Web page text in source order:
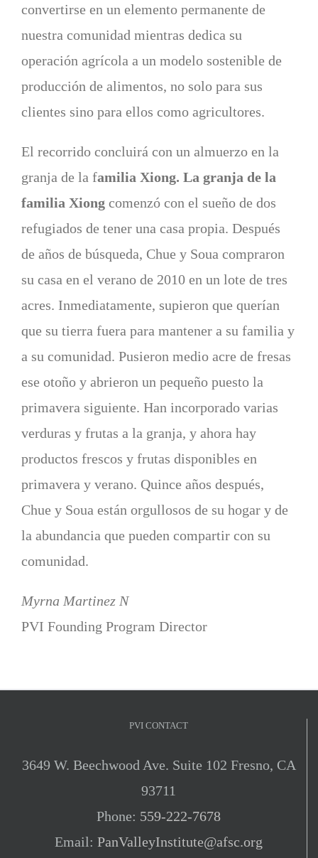
convertirse en un elemento permanente de
nuestra comunidad mientras dedica su
operación agrícola a un modelo sostenible de
producción de alimentos, no solo para sus
clientes sino para ellos como agricultores.
El recorrido concluirá con un almuerzo en la
granja de la familia Xiong. La granja de la
familia Xiongcomenzó con el sueño de dos
refugiados de tener una casa propia. Después
de años de búsqueda, Chue y Soua compraron
su casa en el verano de 2010 en un lote de tres
acres. Inmediatamente, supieron que querían
que su tierra fuera para mantener a su familia y
a su comunidad. Pusieron medio acre de fresas
ese otoño y abrieron un pequeño puesto la
primavera siguiente. Han incorporado varias
verduras y frutas a la granja, y ahora hay
productos frescos y frutas disponibles en
primavera y verano. Quince años después,
Chue y Soua están orgullosos de su hogar y de
la abundancia que pueden compartir con su
comunidad.
Myrna Martinez N
PVI Founding Program Director
PVI CONTACT
3649 W. Beechwood Ave. Suite 102 Fresno, CA
93711
Phone: 559-222-7678
Email: PanValleyInstitute@afsc.org